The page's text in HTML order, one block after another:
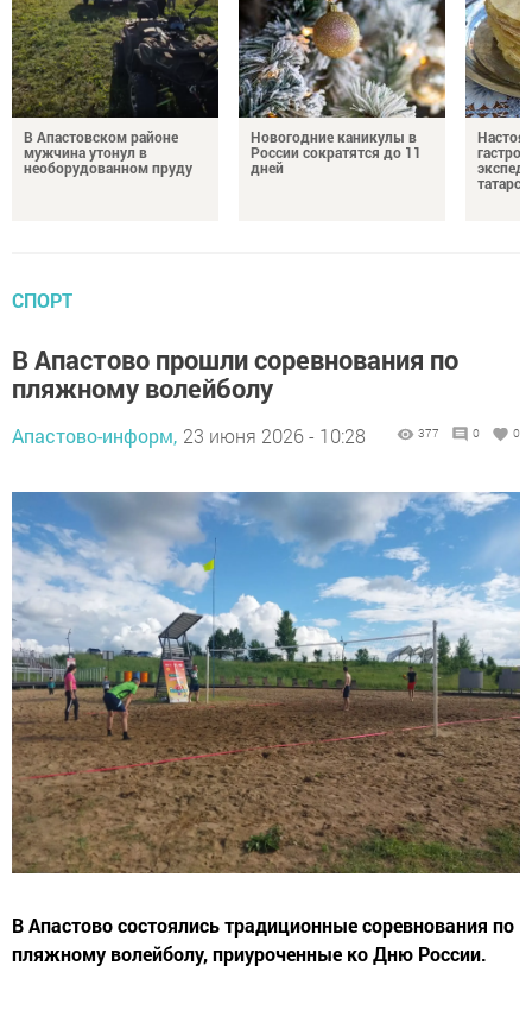
В Апастовском районе
мужчина утонул в
необорудованном пруду
Новогодние каникулы в
России сократятся до 11
дней
СПОРТ
В Апастово прошли соревнования по
пляжному волейболу
Апастово-информ, 23 июня 2026 - 10:28 377 0 0
В Апастово состоялись традиционные соревнования по
пляжному волейболу, приуроченные ко Дню России.